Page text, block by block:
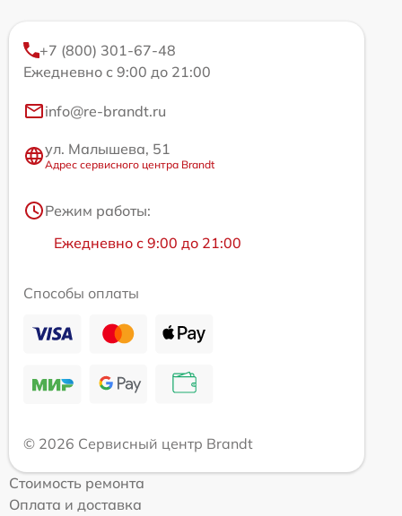
+7 (800) 301-67-48
Ежедневно с 9:00 до 21:00
info@re-brandt.ru
ул. Малышева, 51
Адрес сервисного центра Brandt
Режим работы:
Ежедневно с 9:00 до 21:00
Способы оплаты
© 2026 Сервисный центр Brandt
Стоимость ремонта
Оплата и доставка